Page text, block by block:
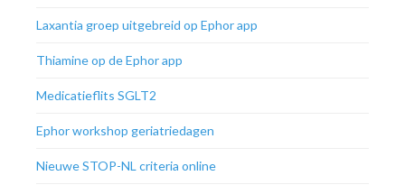
Laxantia groep uitgebreid op Ephor app
Thiamine op de Ephor app
Medicatieflits SGLT2
Ephor workshop geriatriedagen
Nieuwe STOP-NL criteria online